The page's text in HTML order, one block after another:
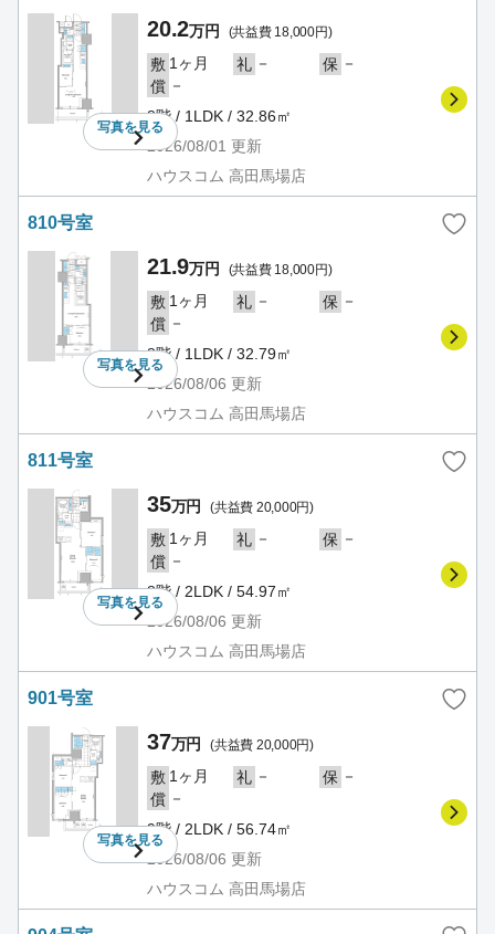
写真を見る
20.2万円 (共益費 18,000円)
敷 1ヶ月 礼 － 保 －
償 －
8階 / 1LDK / 32.86㎡
2026/08/01 更新
ハウスコム 高田馬場店
810号室
写真を見る
21.9万円 (共益費 18,000円)
敷 1ヶ月 礼 － 保 －
償 －
8階 / 1LDK / 32.79㎡
2026/08/06 更新
ハウスコム 高田馬場店
811号室
写真を見る
35万円 (共益費 20,000円)
敷 1ヶ月 礼 － 保 －
償 －
8階 / 2LDK / 54.97㎡
2026/08/06 更新
ハウスコム 高田馬場店
901号室
写真を見る
37万円 (共益費 20,000円)
敷 1ヶ月 礼 － 保 －
償 －
9階 / 2LDK / 56.74㎡
2026/08/06 更新
ハウスコム 高田馬場店